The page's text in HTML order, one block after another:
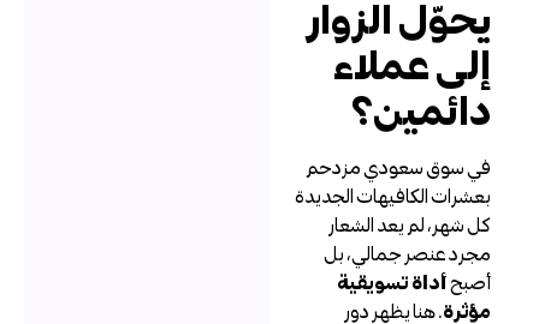
يحوّل الزوار
إلى عملاء
دائمين؟
في سوق سعودي مزدحم
بعشرات الكافيهات الجديدة
كل شهر، لم يعد الشعار
مجرد عنصر جمالي، بل
أداة تسويقية
. هنا يظهر دور